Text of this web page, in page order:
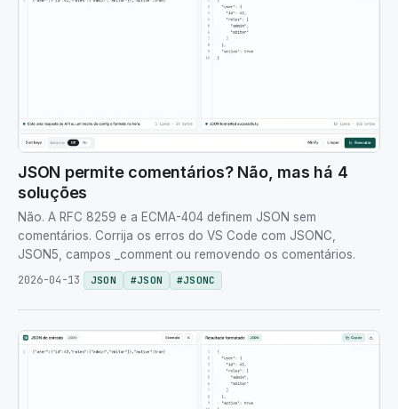
JSON permite comentários? Não, mas há 4
soluções
Não. A RFC 8259 e a ECMA-404 definem JSON sem
comentários. Corrija os erros do VS Code com JSONC,
JSON5, campos _comment ou removendo os comentários.
2026-04-13
JSON #JSON #JSONC